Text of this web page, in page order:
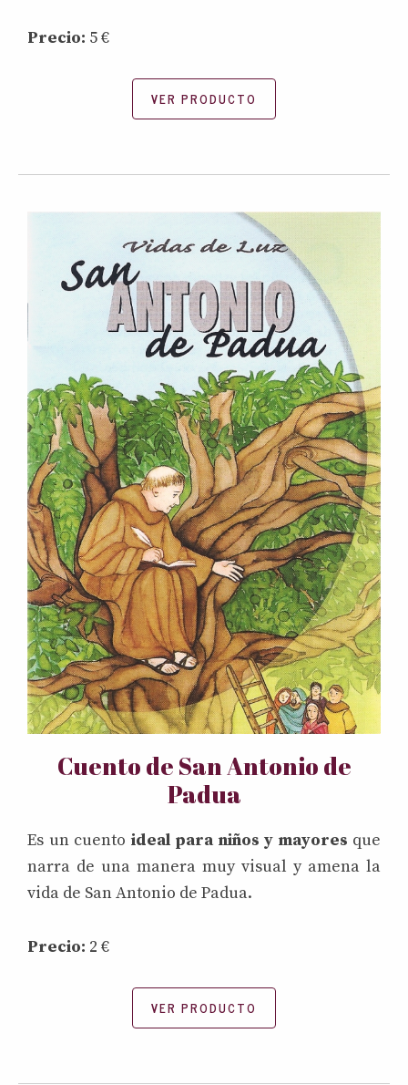
Precio: 5 €
VER PRODUCTO
Cuento de San Antonio de
Padua
Es un cuento ideal para niños y mayores que
narra de una manera muy visual y amena la
vida de San Antonio de Padua.
Precio: 2 €
VER PRODUCTO